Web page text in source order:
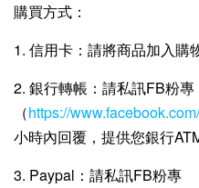
購買方式：
1. 信用卡：請將商品加入購
2. 銀行轉帳：請私訊FB粉專
（https://
小時內回覆，提供您銀行
3. Paypal：請私訊FB粉專